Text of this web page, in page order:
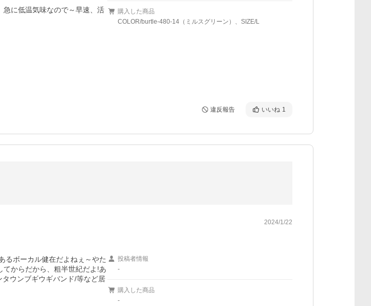
に低温気味なので～早速、活
購入した商品
COLOR/burtle-480-14（ミルスグリーン）、SIZE/L
違反報告 いいね 1
2024/1/22
るボーカル健在だよねぇ～やた
からだから、粗半世紀だよ!あ
ウンブギウギバンド/等など居
投稿者情報
-
購入した商品
-